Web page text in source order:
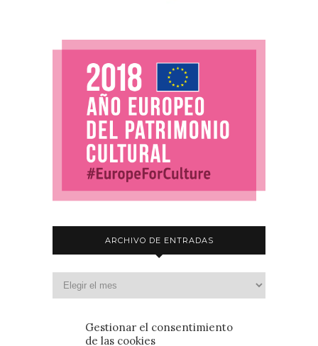
Gestionar el consentimiento
de las cookies
ARCHIVO DE ENTRADAS